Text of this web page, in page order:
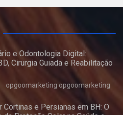
e Odontologia Digital:
Cirurgia Guiada e Reabilitação
opgoomarketing opgoomarketing
Cortinas e Persianas em BH: O